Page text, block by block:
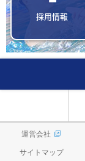
採用情報
運営会社
サイトマップ